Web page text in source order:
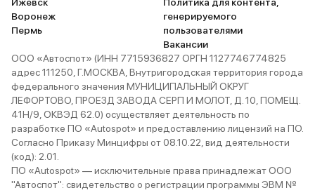
Воронеж
Пермь
генерируемого
пользователями
Вакансии
ООО «Автоспот» (ИНН 7715936827 ОРГН 1127746774825
адрес 111250, Г.МОСКВА, Внутригородская территория города
федерального значения МУНИЦИПАЛЬНЫЙ ОКРУГ
ЛЕФОРТОВО, ПРОЕЗД ЗАВОДА СЕРП И МОЛОТ, Д. 10, ПОМЕЩ.
41Н/9, ОКВЭД 62.0) осуществляет деятельность по
разработке ПО «Autospot» и предоставлению лицензий на ПО.
Согласно Приказу Минцифры от 08.10.22, вид деятельности
(код): 2.01.
ПО «Autospot» — исключительные права принадлежат ООО
"Автоспот": свидетельство о регистрации программы ЭВМ №